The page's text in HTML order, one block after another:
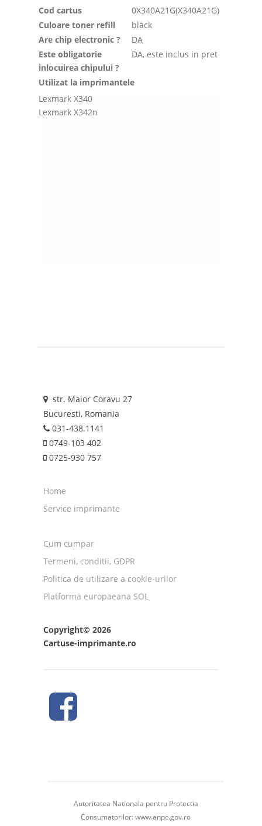
Cod cartus
0X340A21G(X340A21G)
Culoare toner refill
black
Are chip electronic ?
DA
Este obligatorie
inlocuirea chipului ?
DA, este inclus in pret
Utilizat la imprimantele
Lexmark X340
Lexmark X342n
str. Maior Coravu 27
Bucuresti, Romania
031-438.1141
0749-103 402
0725-930 757
Home
Service imprimante
Cum cumpar
Termeni, conditii, GDPR
Politica de utilizare a cookie-urilor
Platforma europaeana SOL
Copyright© 2026
Cartuse-imprimante.ro
Autoritatea Nationala pentru Protectia
Consumatorilor:www.anpc.gov.ro